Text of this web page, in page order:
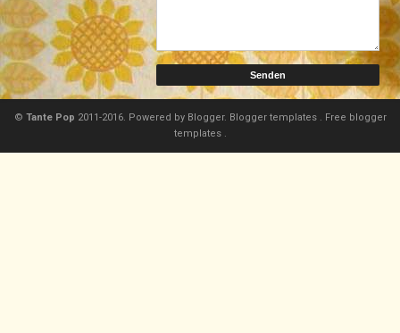
© Tante Pop 2011-2016. Powered by Blogger. Blogger templates . Free blogger
templates .